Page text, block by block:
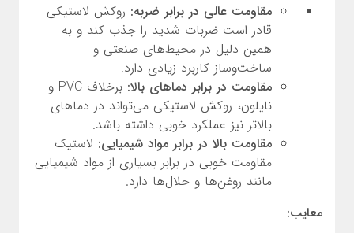
مقاومت عالی در برابر ضربه: روکش لاستیکی
قادر است ضربات شدید را جذب کند و به
همین دلیل در محیط‌های صنعتی و
ساخت‌وساز کاربرد زیادی دارد.
مقاومت در برابر دماهای بالا:
برخلاف PVC و
نایلون، روکش لاستیکی می‌تواند در دماهای
بالاتر نیز عملکرد خوبی داشته باشد.
مقاومت بالا در برابر مواد شیمیایی: لاستیک
مقاومت خوبی در برابر بسیاری از مواد شیمیایی
مانند روغن‌ها و حلال‌ها دارد.
معایب: